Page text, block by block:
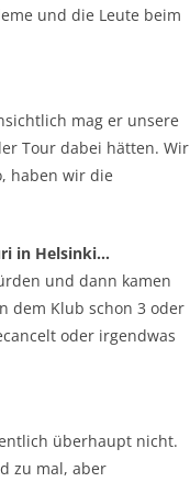
und die Leute beim
mag er unsere
Tour dabei hätten. Wir
haben wir die
in Helsinki…
und dann kamen
dem Klub schon 3 oder
oder irgendwas
überhaupt nicht.
zu mal, aber